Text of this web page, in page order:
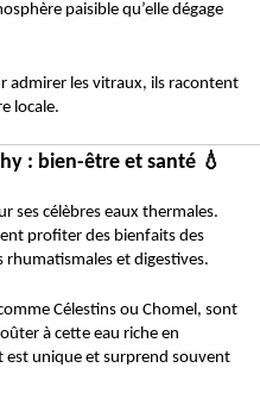
paisible qu’elle dégage
admirer les vitraux, ils racontent
locale.
: bien-être et santé 💧
ses célèbres eaux thermales.
profiter des bienfaits des
rhumatismales et digestives.
Célestins ou Chomel, sont
à cette eau riche en
unique et surprend souvent